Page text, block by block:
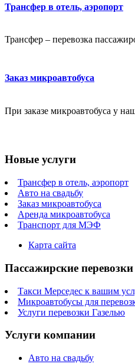
Трансфер в отель, аэропорт
Трансфер – перевозка
Заказ микроавтобуса
При заказе микроавтобуса у
Новые услуги
Трансфер в отель, аэропорт
Авто на свадьбу
Заказ микроавтобуса
Аренда микроавтобуса
Транспорт для МЭФ
Карта сайта
Пассажирские перевозки
Такси Мерседес к вашим
Микроавтобусы для
Услуги перевозки Газелью
Услуги компании
Авто на свадьбу